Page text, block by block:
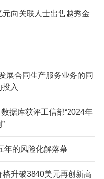
向关联人士出售越秀金
展合同生产服务业务的同
入
据库获评工信部“2024年
年的风险化解落幕
升破3840美元再创新高